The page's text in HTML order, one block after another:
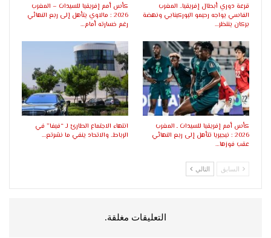
قرعة دوري أبطال إفريقيا.. المغرب
الفاسي يواجه رحيمو البوركينابي ونهضة
بركان ينتظر…
كأس أمم إفريقيا للسيدات – المغرب
2026 : مالاوي يتأهل إلى ربع النهائي
رغم خسارته أمام…
كأس أمم إفريقيا للسيدات ـ المغرب
2026 : نيجيريا تتأهل إلى ربع النهائي
عقب فوزها…
انتهاء الاجتماع الطارئ لـ “فيفا” في
الرباط.. والاتحاد ينفي ما نشرتع…
السابق التالي
التعليقات مغلقة.